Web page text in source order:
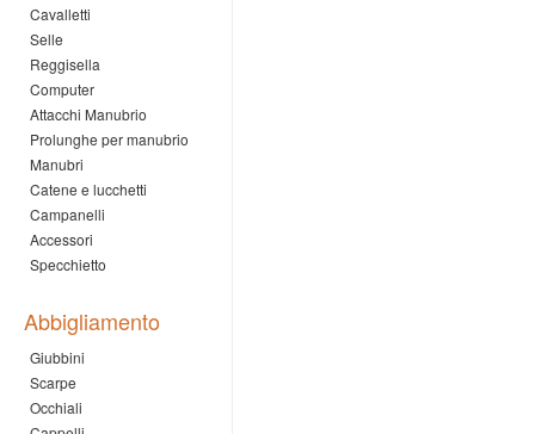
Cavalletti
Selle
Reggisella
Computer
Attacchi Manubrio
Prolunghe per manubrio
Manubri
Catene e lucchetti
Campanelli
Accessori
Specchietto
Abbigliamento
Giubbini
Scarpe
Occhiali